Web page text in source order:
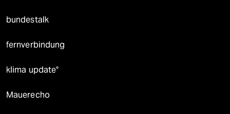
bundestalk
fernverbindung
klima update°
Mauerecho